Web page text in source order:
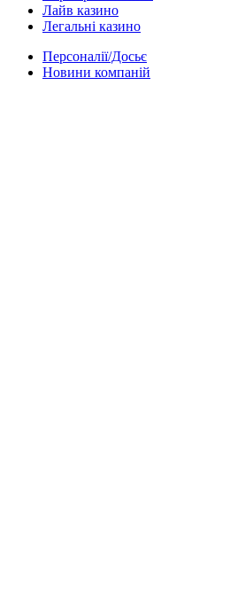
Лайв казино
Легальні казино
Персоналії/Досьє
Новини компаній